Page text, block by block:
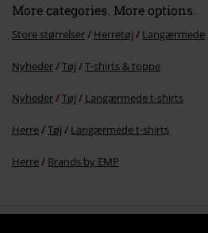
More categories. More options.
Store størrelser Herretøj Langærmede
Nyheder Tøj T-shirts & toppe
Nyheder Tøj Langærmede t-shirts
Herre Tøj Langærmede t-shirts
Herre Brands by EMP